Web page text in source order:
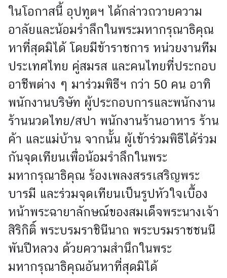
ย
ว
ป
ร
ะ
เ
ท
ศ
ไ
ท
ย
ธุ
ร
จ
ข้
อ
มู
ล
ในโอกาสนี้ อุปทูตฯ ได้กล่าวถวายความ
อาลัยและน้อมรำลึกในพระมหากรุณาธิคุณ
หาที่สุดมิได้ โดยมีข้าราชการ หน่วยงานทีม
ประเทศไทย คู่สมรส และคนไทยที่ประกอบ
อาชีพต่าง ๆ มาร่วมพิธีฯ กว่า 50 คน อาทิ
พนักงานบริษัท ผู้ประกอบการและพนักงาน
ร้านนวดไทย/สปา พนักงานร้านอาหาร ร้าน
ค้า และแม่บ้าน จากนั้น ผู้เข้าร่วมพิธีได้ร่วม
กันจุดเทียนเพื่อน้อมรำลึกในพระ
มหากรุณาธิคุณ ร้องเพลงสรรเสริญพระ
บารมี และร่วมจุดเทียนเป็นรูปหัวใจเบื้อง
หน้าพระฉายาลักษณ์ของสมเด็จพระนางเจ้า
สิริกิติ์ พระบรมราชินีนาถ พระบรมราชชนนี
พันปีหลวง ด้วยความสำนึกในพระ
มหากรุณาธิคุณอันหาที่สุดมิได้